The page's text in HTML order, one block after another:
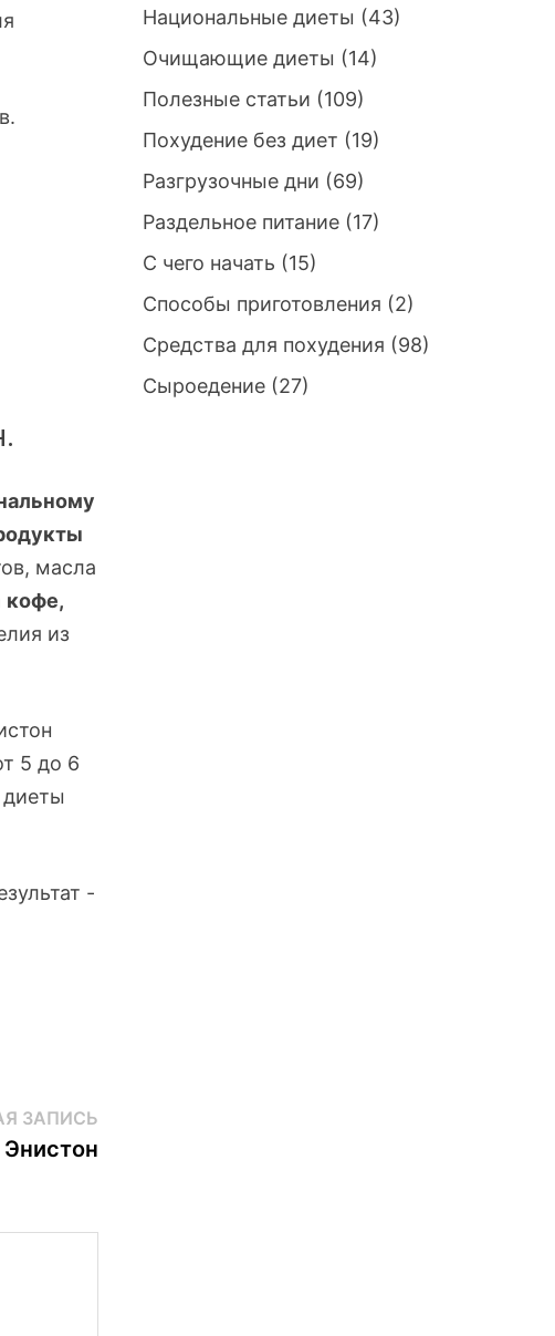
масла
кофе,
из
5 до 6
-
ЗАПИСЬСледующая
запись:
Национальные диеты (43)
Очищающие диеты (14)
Полезные статьи (109)
Похудение без диет (19)
Разгрузочные дни (69)
Раздельное питание(17)
С чего начать (15)
Способы приготовления (2)
Средства для похудения (98)
Сыроедение(27)